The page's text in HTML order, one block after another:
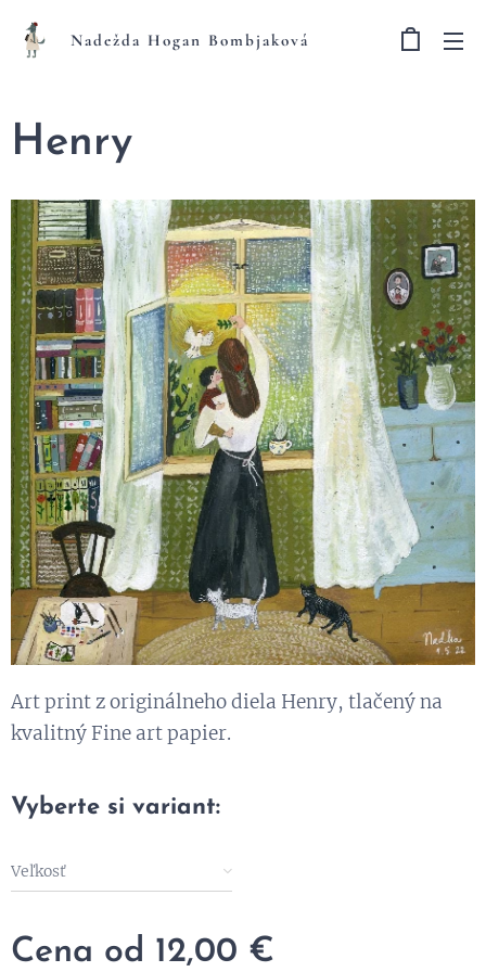
Nadežda Hogan Bombjaková
Henry
Art print z originálneho diela Henry, tlačený na
kvalitný Fine art papier.
Vyberte si variant:
Veľkosť
Cena od 12,00 €